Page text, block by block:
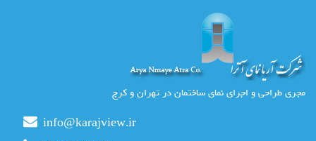
مجری طراحی و اجرای نمای ساختمان در تهران و کرج
info@karajview.ir